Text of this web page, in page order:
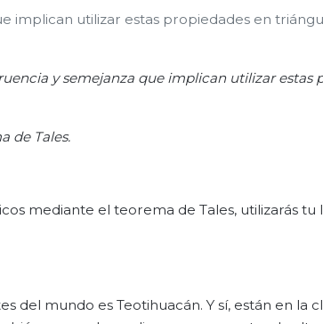
implican utilizar estas propiedades en
y semejanza que implican utilizar estas
de Tales.
mediante el teorema de Tales, utilizarás tu
del mundo es Teotihuacán. Y sí, están en la